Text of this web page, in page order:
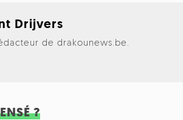
Drijvers
de drakounews.be.
?